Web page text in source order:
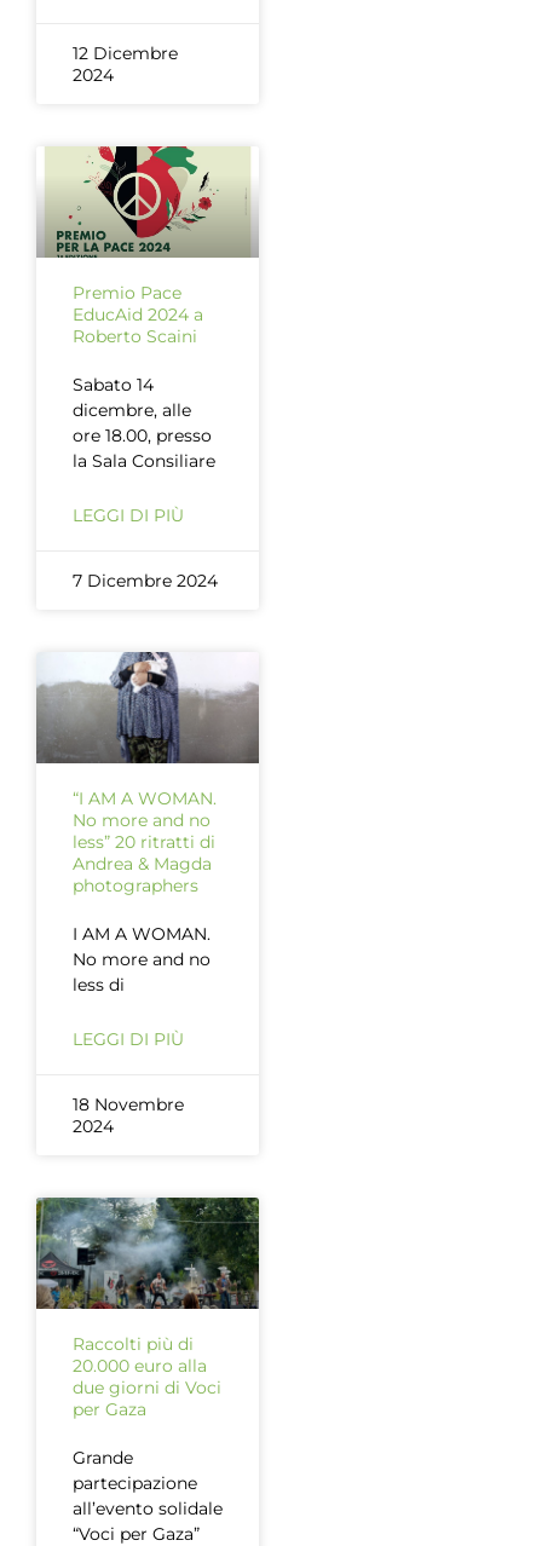
12 Dicembre
2024
Premio Pace
EducAid 2024 a
Roberto Scaini
Sabato 14
dicembre, alle
ore 18.00, presso
la Sala Consiliare
LEGGI DI PIÙ
7 Dicembre 2024
“I AM A WOMAN.
No more and no
less” 20 ritratti di
Andrea & Magda
photographers
I AM A WOMAN.
No more and no
less di
LEGGI DI PIÙ
18 Novembre
2024
Raccolti più di
20.000 euro alla
due giorni di Voci
per Gaza
Grande
partecipazione
all’evento solidale
“Voci per Gaza”